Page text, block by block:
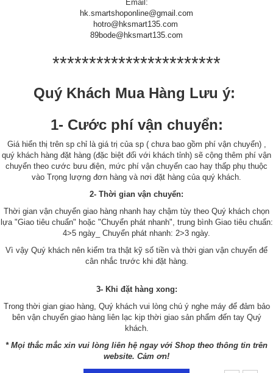
Email:
hk.smartshoponline@gmail.com
hotro@hksmart135.com
89bode@hksmart135.com
***********************
Quý Khách Mua Hàng Lưu ý:
1- Cước phí vận chuyển:
Giá hiển thị trên sp chỉ là giá trị của sp ( chưa bao gồm phí vận chuyển) ,
quý khách hàng đặt hàng (đặc biệt đối với khách tỉnh) sẽ cộng thêm phí vận
chuyển theo cước bưu điện, mức phí vận chuyển cao hay thấp phụ thuộc
vào Trọng lượng đơn hàng và nơi đặt hàng của quý khách.
2- Thời gian vận chuyển:
Thời gian vận chuyển giao hàng nhanh hay chậm tùy theo Quý khách chọn
lựa "Giao tiêu chuẩn" hoặc "Chuyển phát nhanh", trung bình Giao tiêu chuẩn:
4>5 ngày_ Chuyển phát nhanh: 2>3 ngày.
Vì vậy Quý khách nên kiểm tra thật kỹ số tiền và thời gian vận chuyển để
cân nhắc trước khi đặt hàng.
3- Khi đặt hàng xong:
Trong thời gian giao hàng, Quý khách vui lòng chú ý nghe máy để đảm bảo
bên vận chuyển giao hàng liên lạc kịp thời giao sản phẩm đến tay Quý
khách.
* Mọi thắc mắc xin vui lòng liên hệ ngay với Shop theo thông tin trên
website. Cảm ơn!